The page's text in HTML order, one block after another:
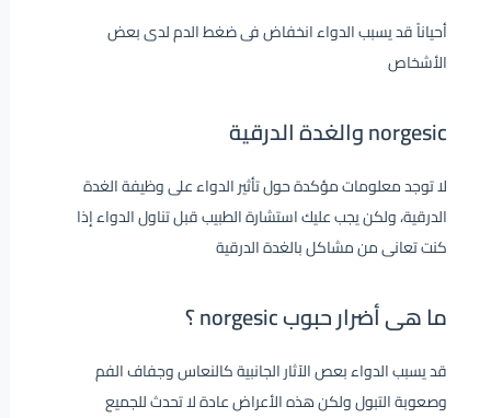
أحياناً قد يسبب الدواء انخفاض فى ضغط الدم لدى بعض
الأشخاص
norgesic والغدة الدرقية
لا توجد معلومات مؤكدة حول تأثير الدواء على وظيفة الغدة
الدرقية، ولكن يجب عليك استشارة الطبيب قبل تناول الدواء إذا
كنت تعانى من مشاكل بالغدة الدرقية
ما هى أضرار حبوب norgesic ؟
قد يسبب الدواء بعص الآثار الجانبية كالنعاس وجفاف الفم
وصعوبة التبول ولكن هذه الأعراض عادة لا تحدث للجميع